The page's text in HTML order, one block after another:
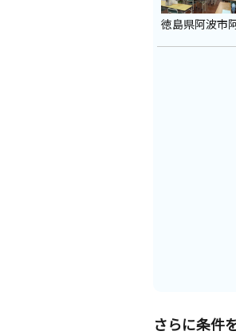
徳島県阿波市
さらに条件